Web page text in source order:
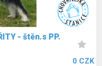
- štěn.s PP.
0 CZK